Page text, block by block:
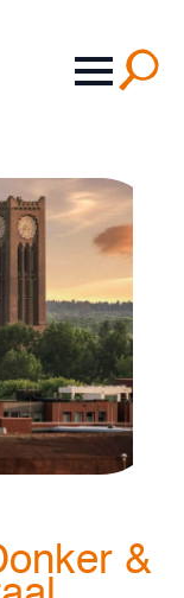
&